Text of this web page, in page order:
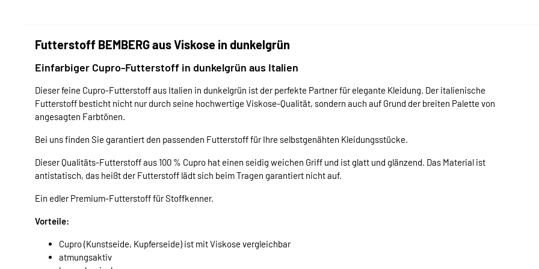
Futterstoff BEMBERG aus Viskose in dunkelgrün
Einfarbiger Cupro-Futterstoff in dunkelgrün aus Italien
Dieser feine Cupro-Futterstoff aus Italien in dunkelgrün ist der perfekte Partner für elegante Kleidung. Der italienische
Futterstoff besticht nicht nur durch seine hochwertige Viskose-Qualität, sondern auch auf Grund der breiten Palette von
angesagten Farbtönen.
Bei uns finden Sie garantiert den passenden Futterstoff für Ihre selbstgenähten Kleidungsstücke.
Dieser Qualitäts-Futterstoff aus 100 % Cupro hat einen seidig weichen Griff und ist glatt und glänzend. Das Material ist
antistatisch, das heißt der Futterstoff lädt sich beim Tragen garantiert nicht auf.
Ein edler Premium-Futterstoff für Stoffkenner.
Vorteile:
Cupro (Kunstseide, Kupferseide) ist mit Viskose vergleichbar
atmungsaktiv